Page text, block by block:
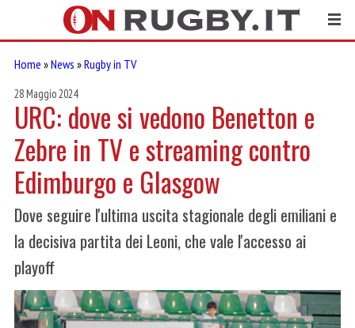
Home »News »Rugby in TV
28 Maggio 2024
URC: dove si vedono Benetton e
Zebre in TV e streaming contro
Edimburgo e Glasgow
Dove seguire l'ultima uscita stagionale degli emiliani e
la decisiva partita dei Leoni, che vale l'accesso ai
playoff